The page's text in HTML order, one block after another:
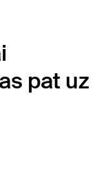
pat uz